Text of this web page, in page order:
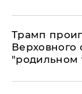
Трамп
Верховного
"родильном